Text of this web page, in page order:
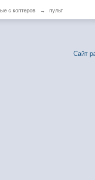
с коптеров → пульт
Сайт